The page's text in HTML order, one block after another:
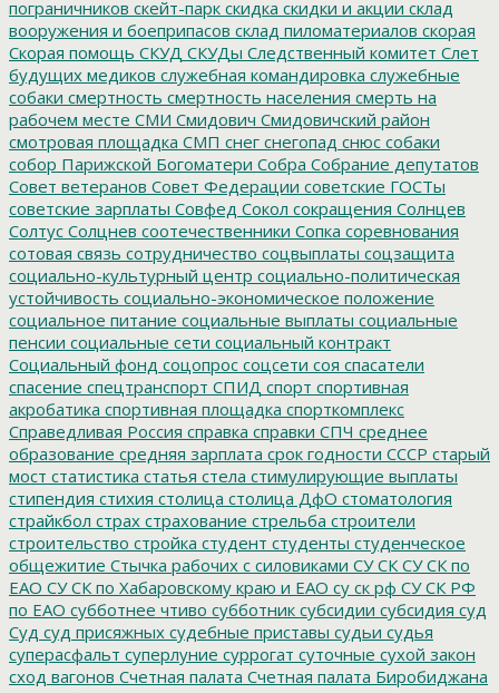
пограничников скейт-парк скидка скидки и акции склад
вооружения и боеприпасов склад пиломатериалов скорая
Скорая помощь СКУД СКУДы Следственный комитет Слет
будущих медиков служебная командировка служебные
собаки смертность смертность населения смерть на
рабочем месте СМИ Смидович Смидовичский район
смотровая площадка СМП снег снегопад снюс собаки
собор Парижской Богоматери Собра Собрание депутатов
Совет ветеранов Совет Федерации советские ГОСТы
советские зарплаты Совфед Сокол сокращения Солнцев
Солтус Солцнев соотечественники Сопка соревнования
сотовая связь сотрудничество соцвыплаты соцзащита
социально-культурный центр социально-политическая
устойчивость социально-экономическое положение
социальное питание социальные выплаты социальные
пенсии социальные сети социальный контракт
Социальный фонд соцопрос соцсети соя спасатели
спасение спецтранспорт СПИД спорт спортивная
акробатика спортивная площадка спорткомплекс
Справедливая Россия справка справки СПЧ среднее
образование средняя зарплата срок годности СССР старый
мост статистика статья стела стимулирующие выплаты
стипендия стихия столица столица ДфО стоматология
страйкбол страх страхование стрельба строители
строительство стройка студент студенты студенческое
общежитие Стычка рабочих с силовиками СУ СК СУ СК по
ЕАО СУ СК по Хабаровскому краю и ЕАО су ск рф СУ СК РФ
по ЕАО субботнее чтиво субботник субсидии субсидия суд
Суд суд присяжных судебные приставы судьи судья
суперасфальт суперлуние суррогат суточные сухой закон
сход вагонов Счетная палата Счетная палата Биробиджана